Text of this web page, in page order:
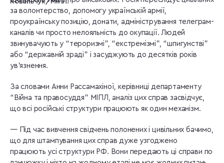
Ковальчук/МІПЛ.
за волонтерство, допомогу українській армії,
проукраїнську позицію, донати, адміністрування телеграм-
каналів чи просто нелояльність до окупації. Людей
звинувачують у “тероризмі”, “екстремізмі”, “шпигунстві”
або “державній зраді” і засуджують до десятків років
ув’язнення.
За словами Анни Рассамахіної, керівниці департаменту
“Війна та правосуддя” МІПЛ, аналіз цих справ засвідчує,
що всі російські структури працюють як один механізм.
— Під час вивчення свідчень полонених і цивільних бачимо,
що для штампування цих справ дуже узгоджено
працюють усі структури РФ. Вони передають ці справи по